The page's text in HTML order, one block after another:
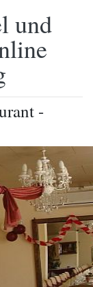
und
-